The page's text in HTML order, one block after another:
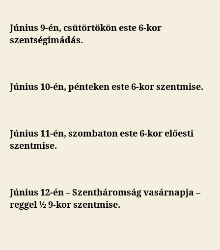
Június 9-én, csütörtökön este 6-kor
szentségimádás.
Június 10-én, pénteken este 6-kor szentmise.
Június 11-én, szombaton este 6-kor előesti
szentmise.
Június 12-én – Szentháromság vasárnapja –
reggel ½ 9-kor szentmise.